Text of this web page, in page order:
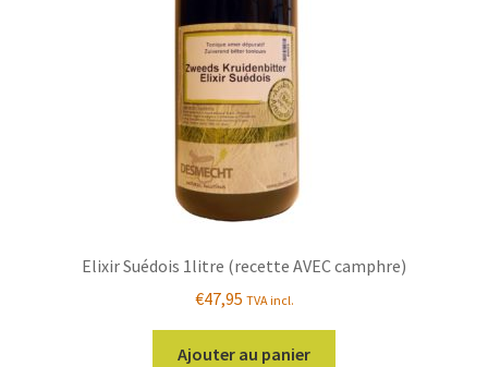
Elixir Suédois 1litre (recette AVEC camphre)
€47,95 TVA incl.
Ajouter au panier